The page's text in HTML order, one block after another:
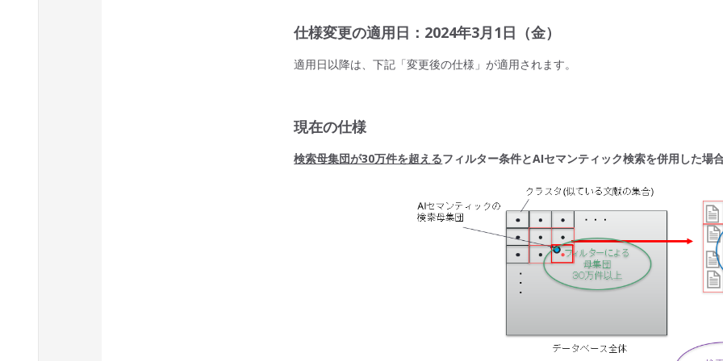
仕様変更の適用日：2024年3月1日（金）
適用日以降は、下記「変更後の仕様」が適用されます。
現在の仕様
検索母集団が30万件を超えるフィルター条件とAIセマンティック検索を併用した場